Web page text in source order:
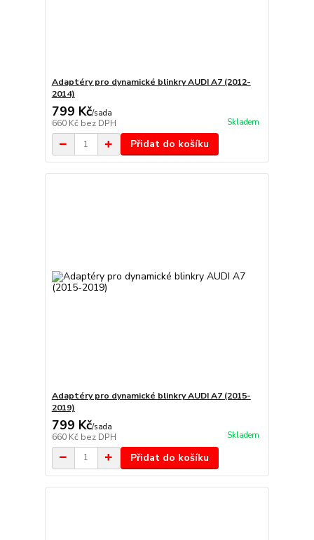
Adaptéry pro dynamické blinkry AUDI A7 (2012-
2014)
799 Kč/sada
660 Kč bez DPH Skladem
Přidat do košíku
Adaptéry pro dynamické blinkry AUDI A7 (2015-
2019)
799 Kč/sada
660 Kč bez DPH Skladem
Přidat do košíku